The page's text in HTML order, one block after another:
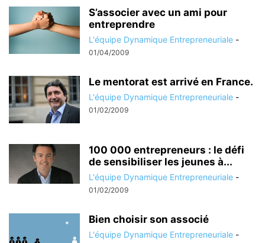
S’associer avec un ami pour
entreprendre
L'équipe Dynamique Entrepreneuriale -
01/04/2009
Le mentorat est arrivé en France.
L'équipe Dynamique Entrepreneuriale -
01/02/2009
100 000 entrepreneurs : le défi
de sensibiliser les jeunes à...
L'équipe Dynamique Entrepreneuriale -
01/02/2009
Bien choisir son associé
L'équipe Dynamique Entrepreneuriale -